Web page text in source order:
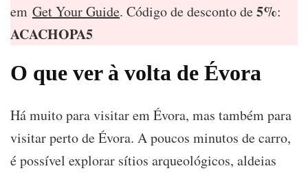
em Get Your Guide. Código de desconto de5%:
ACACHOPA5
O que ver à volta de Évora
Há muito para visitar em Évora, mas também para
visitar perto de Évora. A poucos minutos de carro,
é possível explorar sítios arqueológicos, aldeias